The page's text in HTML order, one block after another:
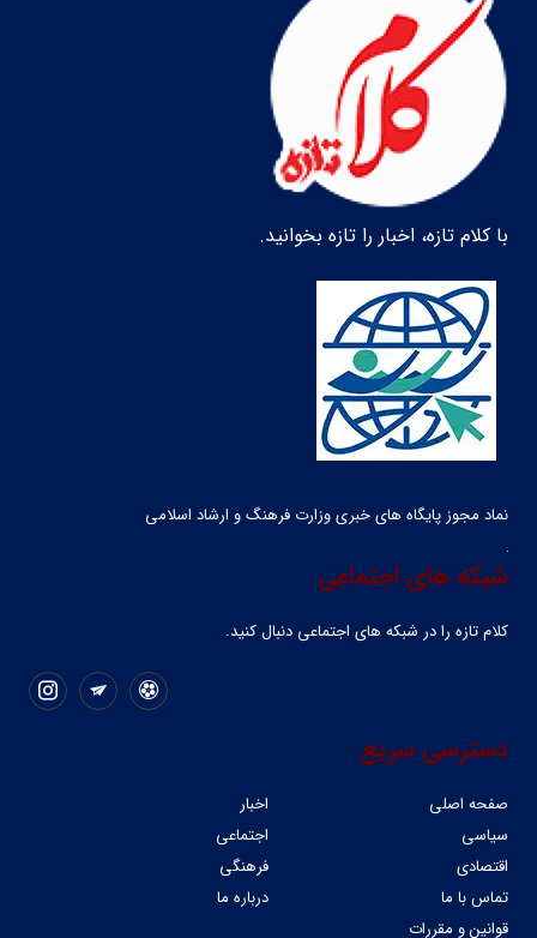
با کلام تازه، اخبار را تازه بخوانید.
نماد مجوز پایگاه های خبری وزارت فرهنگ و ارشاد اسلامی
شبکه های اجتماعی
کلام تازه را در شبکه ‌های اجتماعی دنبال کنید.
دسترسی سریع
صفحه اصلی
اخبار
سیاسی
اجتماعی
اقتصادی
فرهنگی
تماس با ما
درباره ما
قوانین و مقررات